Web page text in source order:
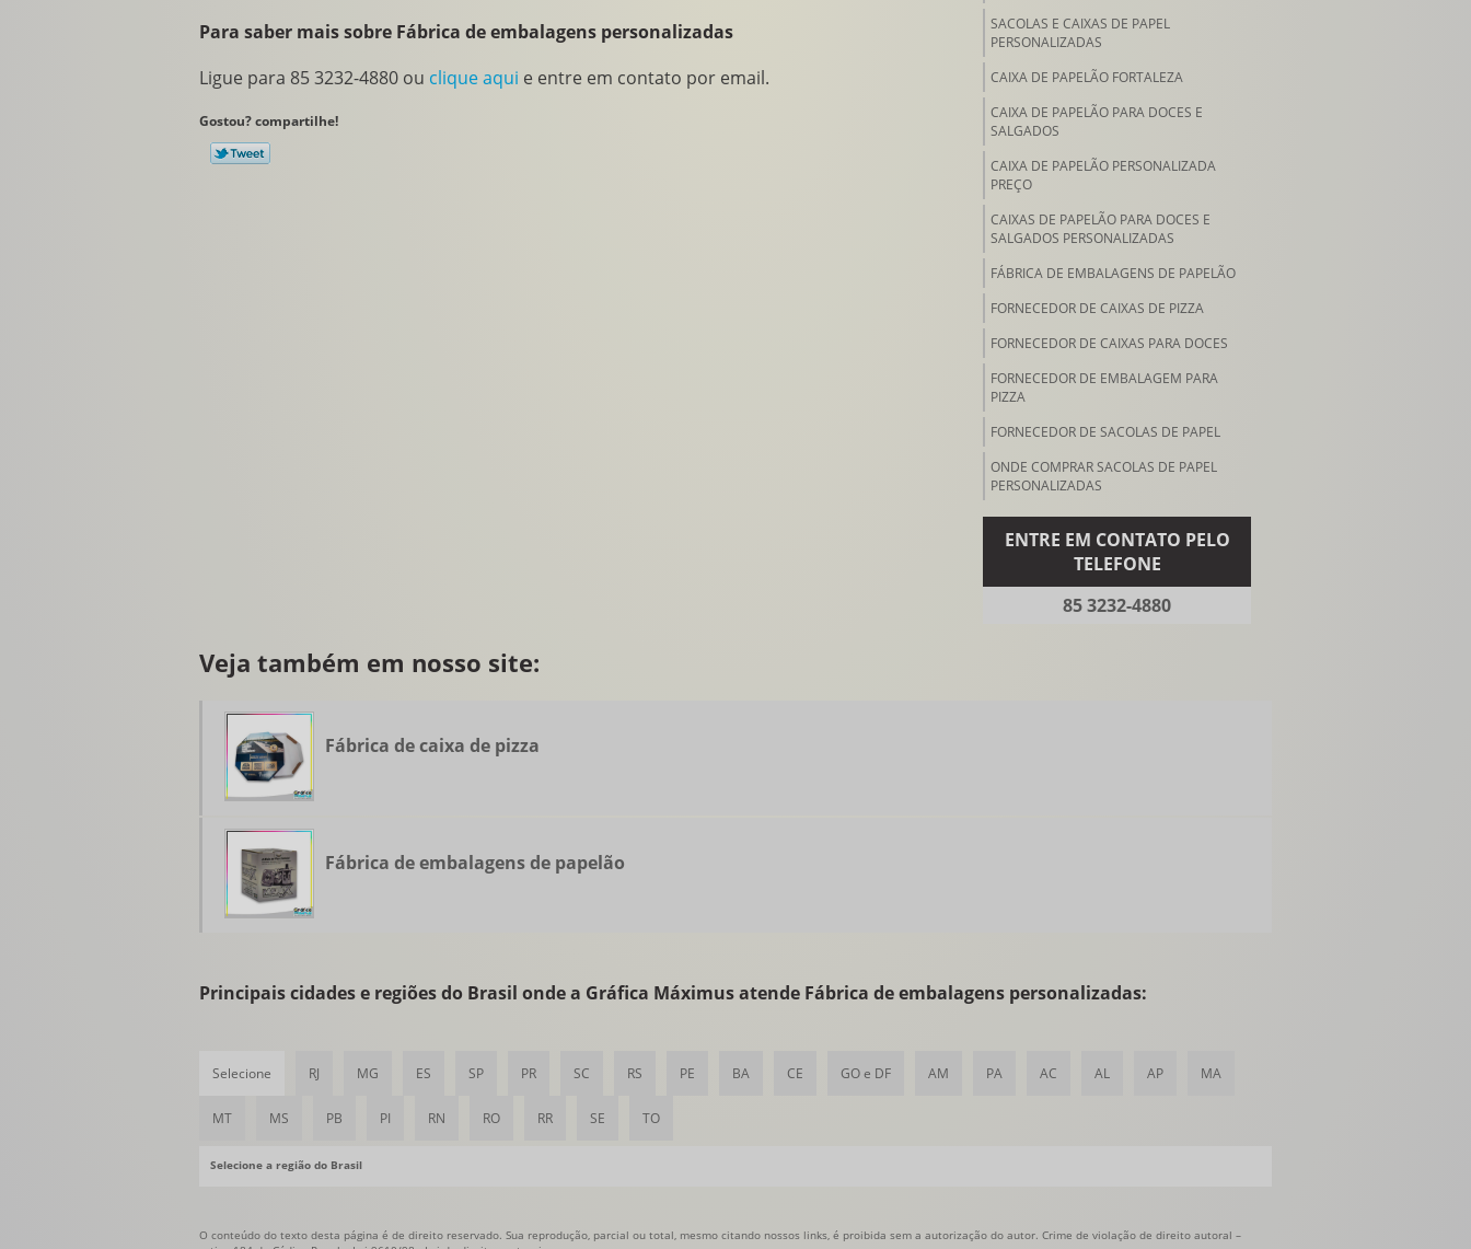
Para saber mais sobre Fábrica de embalagens personalizadas
Ligue para 85 3232-4880 ou clique aqui e entre em contato por email.
Gostou? compartilhe!
SACOLAS E CAIXAS DE PAPEL
PERSONALIZADAS
CAIXA DE PAPELÃO FORTALEZA
CAIXA DE PAPELÃO PARA DOCES E
SALGADOS
CAIXA DE PAPELÃO PERSONALIZADA
PREÇO
CAIXAS DE PAPELÃO PARA DOCES E
SALGADOS PERSONALIZADAS
FÁBRICA DE EMBALAGENS DE PAPELÃO
FORNECEDOR DE CAIXAS DE PIZZA
FORNECEDOR DE CAIXAS PARA DOCES
FORNECEDOR DE EMBALAGEM PARA
PIZZA
FORNECEDOR DE SACOLAS DE PAPEL
ONDE COMPRAR SACOLAS DE PAPEL
PERSONALIZADAS
ENTRE EM CONTATO PELO
TELEFONE
85 3232-4880
Veja também em nosso site:
Fábrica de caixa de pizza
Fábrica de embalagens de papelão
Principais cidades e regiões do Brasil onde a Gráfica Máximus atende Fábrica de embalagens personalizadas:
Selecione RJ MG ES SP PR SC RS PE BA CE GO e DF AM PA AC AL AP MA
MT MS PB PI RN RO RR SE TO
Selecione a região do Brasil
O conteúdo do texto desta página é de direito reservado. Sua reprodução, parcial ou total, mesmo citando nossos links, é proibida sem a autorização do autor. Crime de violação de direito autoral –